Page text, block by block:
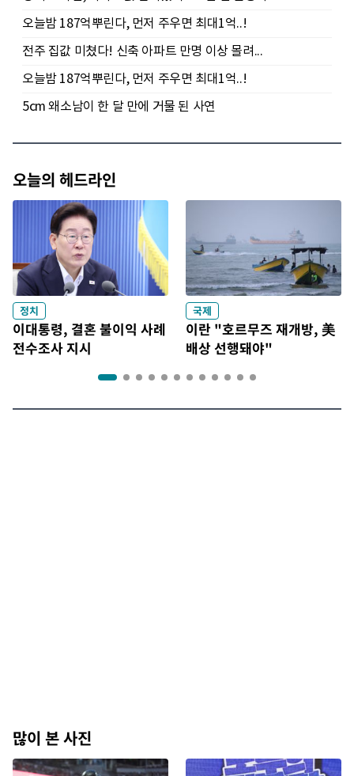
오늘의 헤드라인
정치
이대통령, 결혼 불이익 사례
전수조사 지시
국제
이란 "호르무즈 재개방, 美
배상 선행돼야"
많이 본 사진